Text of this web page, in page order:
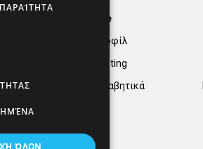
Find Here
Εταιρικό Προφίλ
Digital marketing
Κατηγορίες Αλφαβητικά
ΌΛΩΝ